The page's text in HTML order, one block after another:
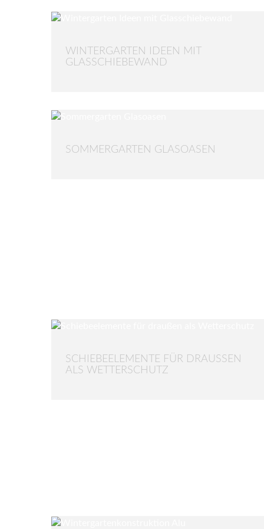
WINTERGARTEN IDEEN MIT
GLASSCHIEBEWAND
SOMMERGARTEN GLASOASEN
SCHIEBEELEMENTE FÜR DRAUSSEN A
LS WETTERSCHUTZ